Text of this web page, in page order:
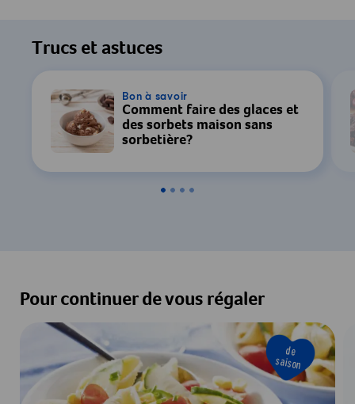
Trucs et astuces
Bon à savoir
Comment faire des glaces et
des sorbets maison sans
sorbetière?
Pour continuer de vous régaler
de
saison